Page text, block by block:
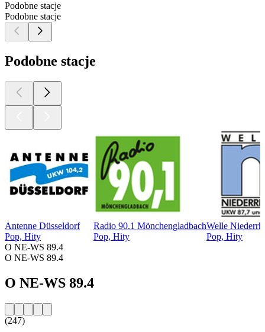
Podobne stacje
Podobne stacje
Podobne stacje
Antenne Düsseldorf
Pop, Hity
Radio 90.1 Mönchengladbach
Pop, Hity
Welle
Pop, Hity
O NE-WS 89.4
O NE-WS 89.4
O NE-WS 89.4
(247)